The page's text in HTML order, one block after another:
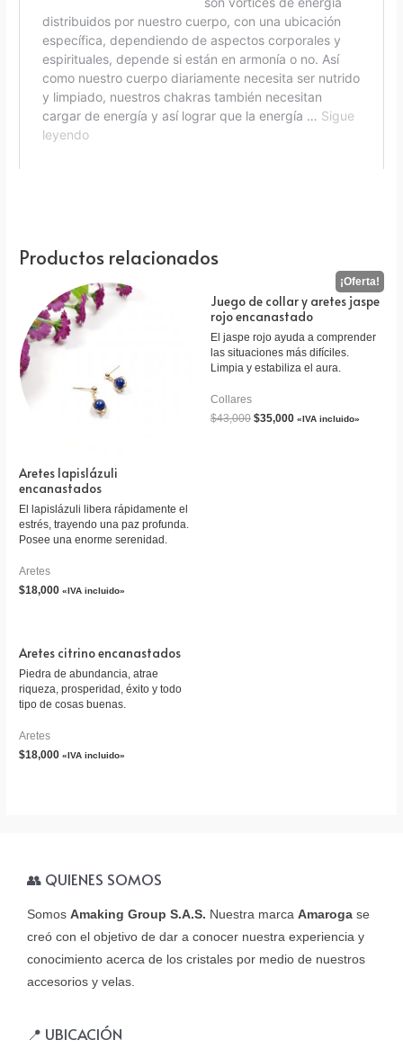
Productos relacionados
Aretes lapislázuli
encanastados
El lapislázuli libera rápidamente el
estrés, trayendo una paz profunda.
Posee una enorme serenidad.
Aretes
$18,000 «IVA incluido»
Juego de collar y aretes jaspe
rojo encanastado
El jaspe rojo ayuda a comprender
las situaciones más difíciles.
Limpia y estabiliza el aura.
Collares
$43,000 $35,000 «IVA incluido»
Aretes citrino encanastados
Piedra de abundancia, atrae
riqueza, prosperidad, éxito y todo
tipo de cosas buenas.
Aretes
$18,000 «IVA incluido»
👥 QUIENES SOMOS
Somos Amaking Group S.A.S. Nuestra marca Amaroga se
creó con el objetivo de dar a conocer nuestra experiencia y
conocimiento acerca de los cristales por medio de nuestros
accesorios y velas.
📍 UBICACIÓN